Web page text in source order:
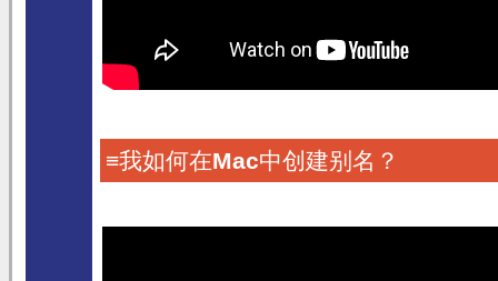
≡我如何在Mac中创建别名？